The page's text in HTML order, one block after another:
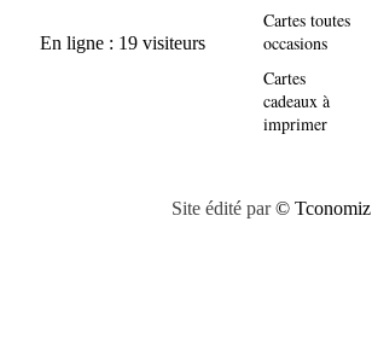
Cartes toutes
occasions
Cartes
cadeaux à
imprimer
Site édité par© Tconomiz